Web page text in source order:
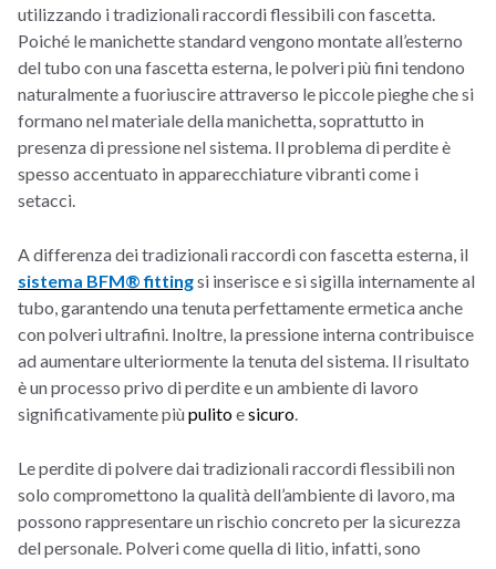
utilizzando i tradizionali raccordi flessibili con fascetta.
Poiché le manichette standard vengono montate all’esterno
del tubo con una fascetta esterna, le polveri più fini tendono
naturalmente a fuoriuscire attraverso le piccole pieghe che si
formano nel materiale della manichetta, soprattutto in
presenza di pressione nel sistema. Il problema di perdite è
spesso accentuato in apparecchiature vibranti come i
setacci.
A differenza dei tradizionali raccordi con fascetta esterna, il
sistema BFM® fittingsi inserisce e si sigilla internamente al
tubo, garantendo una tenuta perfettamente ermetica anche
con polveri ultrafini. Inoltre, la pressione interna contribuisce
ad aumentare ulteriormente la tenuta del sistema. Il risultato
è un processo privo di perdite e un ambiente di lavoro
significativamente piùpulitoesicuro.
Le perdite di polvere dai tradizionali raccordi flessibili non
solo compromettono la qualità dell’ambiente di lavoro, ma
possono rappresentare un rischio concreto per la sicurezza
del personale. Polveri come quella di litio, infatti, sono